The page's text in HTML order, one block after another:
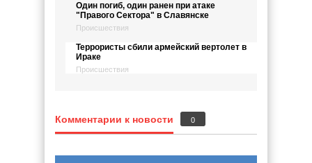
Один погиб, один ранен при атаке
"Правого Сектора" в Славянске
Происшествия
Террористы сбили армейский вертолет в
Ираке
Происшествия
Комментарии к новости 0